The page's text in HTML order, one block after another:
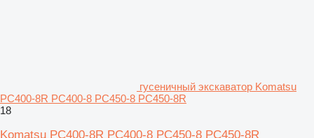
гусеничный экскаватор Komatsu
PC400-8R PC400-8 PC450-8 PC450-8R
18
Komatsu PC400-8R PC400-8 PC450-8 PC450-8R